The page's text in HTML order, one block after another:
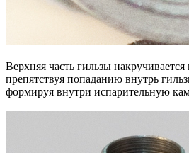
Верхняя часть гильзы
препятствуя попаданию внутрь
формируя внутри испарительную